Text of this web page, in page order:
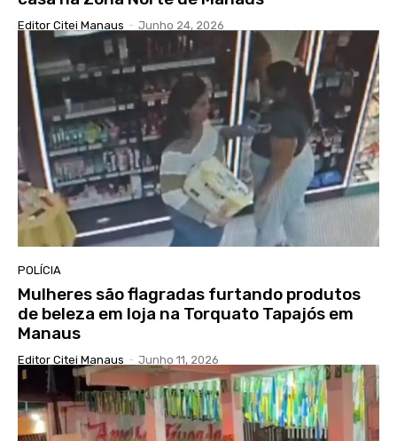
Editor Citei Manaus - Junho 24, 2026
POLÍCIA
Mulheres são flagradas furtando produtos
de beleza em loja na Torquato Tapajós em
Manaus
Editor Citei Manaus - Junho 11, 2026